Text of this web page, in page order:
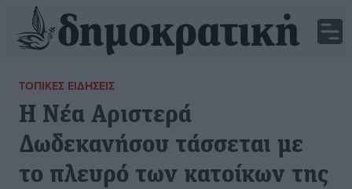
ΤΟΠΙΚΈΣ ΕΙΔΉΣΕΙΣ
Η Νέα Αριστερά
Δωδεκανήσου τάσσεται με
το πλευρό των κατοίκων της